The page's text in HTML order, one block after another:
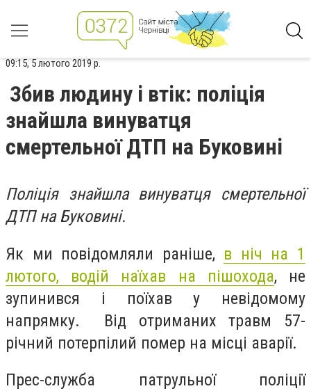
09:15, 5 лютого 2019 р.
Збив людину і втік: поліція
знайшла винуватця
смертельної ДТП на Буковині
Поліція знайшла винуватця смертельної
ДТП на Буковині.
Як ми повідомляли раніше, в ніч на 1
лютого, водій наїхав на пішохода, не
зупинився і поїхав у невідомому
напрямку. Від отриманих травм 57-
річний потерпілий помер на місці аварії.
Прес-служба патрульної поліції